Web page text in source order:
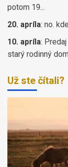
potom 19...
20. apríla: no.
10. apríla:
starý rodinný
Už ste čítali?